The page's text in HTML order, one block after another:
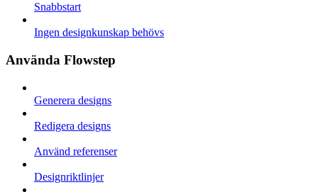
Snabbstart
Ingen designkunskap behövs
Använda Flowstep
Generera designs
Redigera designs
Använd referenser
Designriktlinjer